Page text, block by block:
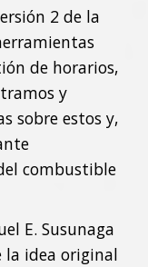
2 de la
de horarios,
y
sobre estos y,
combustible
E. Susunaga
la idea original